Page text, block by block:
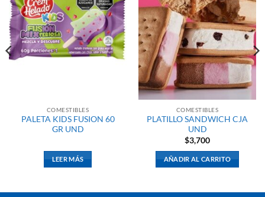
COMESTIBLES
PALETA KIDS FUSION 60
GR UND
LEER MÁS
COMESTIBLES
PLATILLO SANDWICH CJA
UND
$3,700
AÑADIR AL CARRITO